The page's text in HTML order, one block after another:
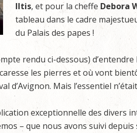
Iltis, et pour la cheffe Debora
tableau dans le cadre
du Palais des papes !
rendu ci-dessous)
les pierres et où vont
d’Avignon. Mais l’essentiel
exceptionnelle des divers
– que nous avons suivi